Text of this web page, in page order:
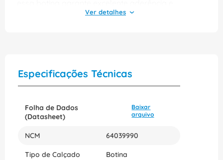
durabilidade, além de contar com um sistema
Especificações Técnicas
Folha de Dados
(Datasheet)
Baixar
arquivo
NCM 64039990
Tipo de Calçado Botina